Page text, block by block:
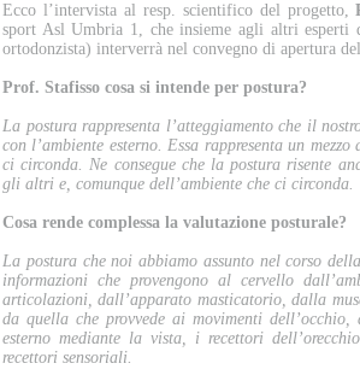
Ecco l’intervista al resp. scientifico del progetto,
sport Asl Umbria 1, che insieme agli altri esperti
ortodonzista) interverrà nel convegno di apertura
Prof. Stafisso cosa si intende per postura?
La postura rappresenta l’atteggiamento che il
con l’ambiente esterno. Essa rappresenta un
ci circonda. Ne consegue che la postura risente
gli altri e, comunque dell’ambiente che ci circonda.
Cosa rende complessa la valutazione posturale?
La postura che noi abbiamo assunto nel corso
informazioni che provengono al cervello
articolazioni, dall’apparato masticatorio, dalla
da quella che provvede ai movimenti
esterno mediante la vista, i recettori
recettori sensoriali.